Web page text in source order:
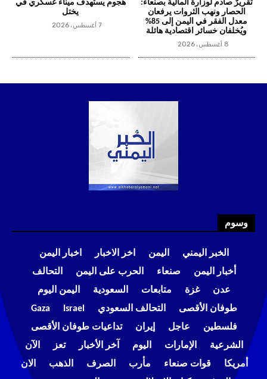
وسوم
الخبر اليمني اليمن اخر الاخبار
اخبار اليمن
أخبار اليمن
صنعاء الحرب على اليمن
التحالف
عدن
غزة متابعات السعودية
اليمن اليوم
طوفان الأقصى
التحالف السعودي Israel
Gaza
فلسطين
عاجل إيران
تداعيات طوفان الأقصى
الشرعية
الإمارات اليوم آخر الأخبار تعز
الآن
أمريكا
قوات صنعاء مأرب الصرف الذهب
الان